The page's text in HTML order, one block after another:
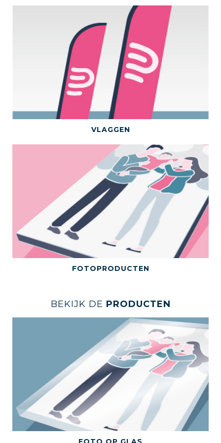
BEKIJK DEZE CATEGORIE
VLAGGEN
BEKIJK DEZE CATEGORIE
FOTOPRODUCTEN
BEKIJK DE PRODUCTEN
BEKIJK DIT PRODUCT